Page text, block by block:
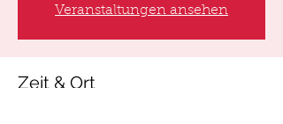
Veranstaltungen ansehen
Zeit & Ort